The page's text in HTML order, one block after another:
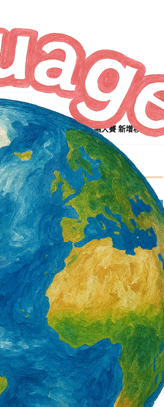
NEXT ARTICLE
新北勞工之星歌唱大賽 新增移工組別
營造類移工6月底突破3萬5千人 年增1千8
百人 一般營造增加最多
2 天 AGO